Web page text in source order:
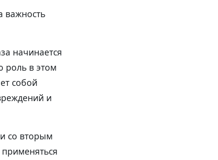
важность
начинается
роль в этом
собой
и
со вторым